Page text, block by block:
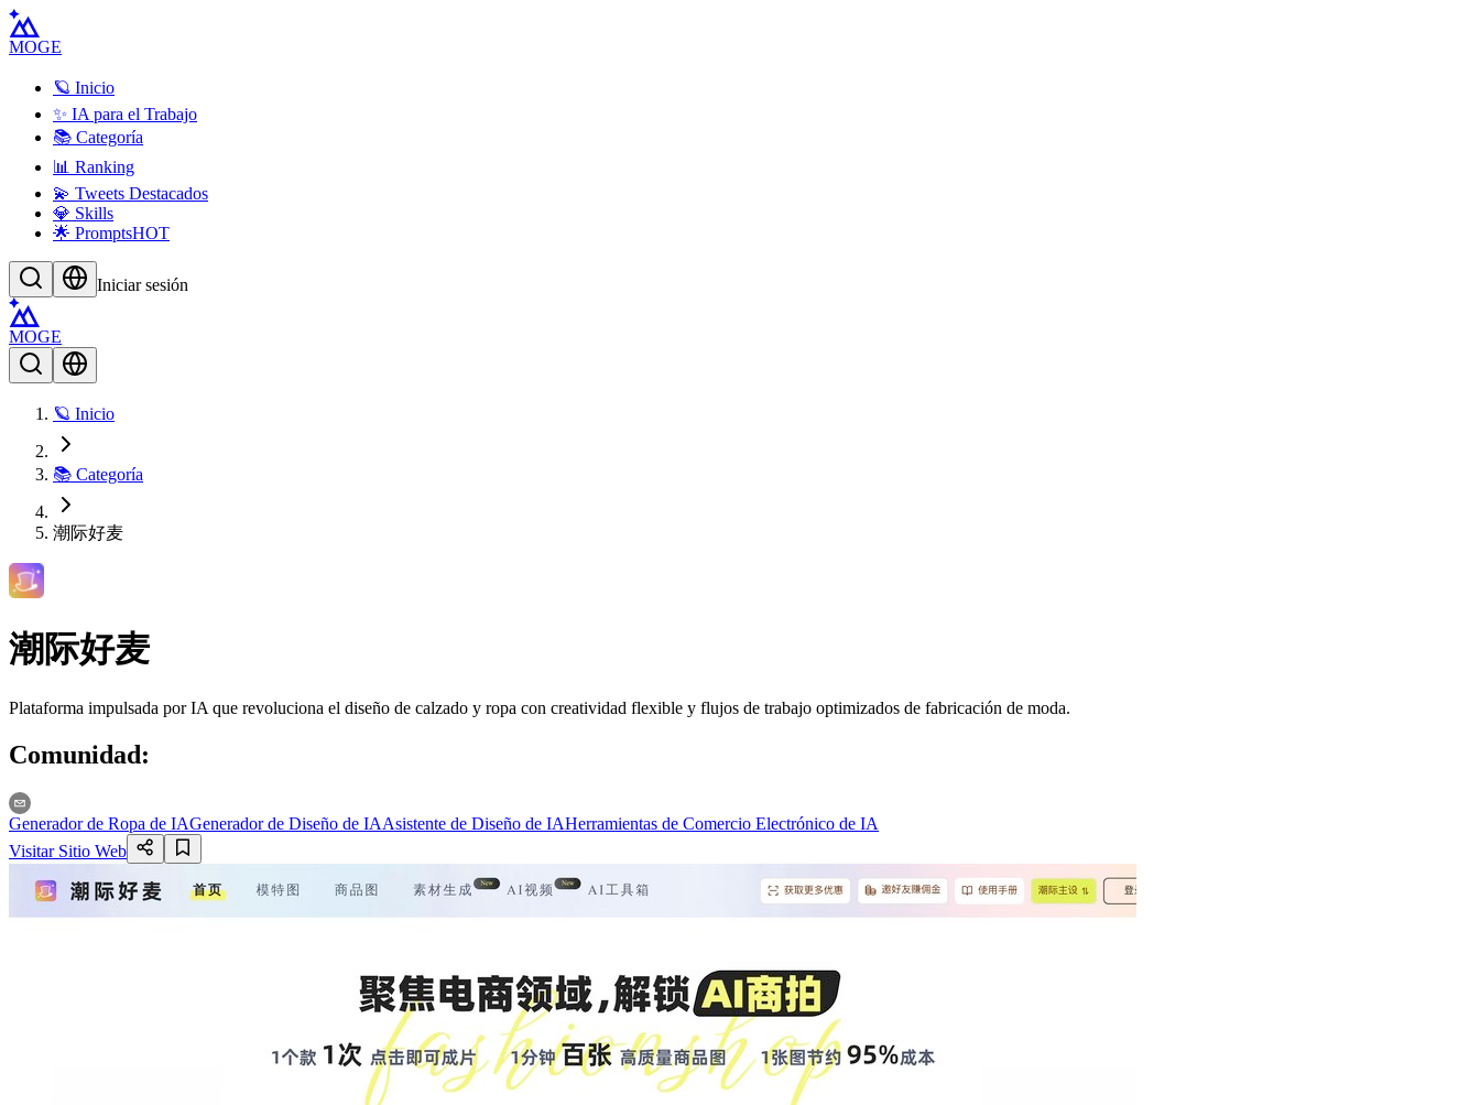
MOGE
🪐 Inicio
✨ IA para el Trabajo
📚 Categoría
📊 Ranking
💫 Tweets Destacados
💎 Skills
🌟 PromptsHOT
Iniciar sesión
MOGE
🪐 Inicio
📚 Categoría
潮际好麦
潮际好麦
Plataforma impulsada por IA que revoluciona el diseño de calzado y ropa con creatividad flexible y flujos de trabajo optimizados de fabricación de moda.
Comunidad:
Generador de Ropa de IAGenerador de Diseño de IAAsistente de Diseño de IAHerramientas de Comercio Electrónico de IA
Visitar Sitio Web